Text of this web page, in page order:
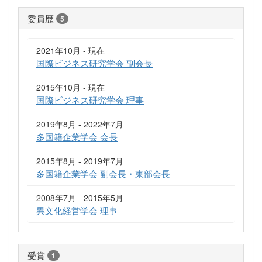
委員歴 5
2021年10月 - 現在
国際ビジネス研究学会 副会長
2015年10月 - 現在
国際ビジネス研究学会 理事
2019年8月 - 2022年7月
多国籍企業学会 会長
2015年8月 - 2019年7月
多国籍企業学会 副会長・東部会長
2008年7月 - 2015年5月
異文化経営学会 理事
受賞 1